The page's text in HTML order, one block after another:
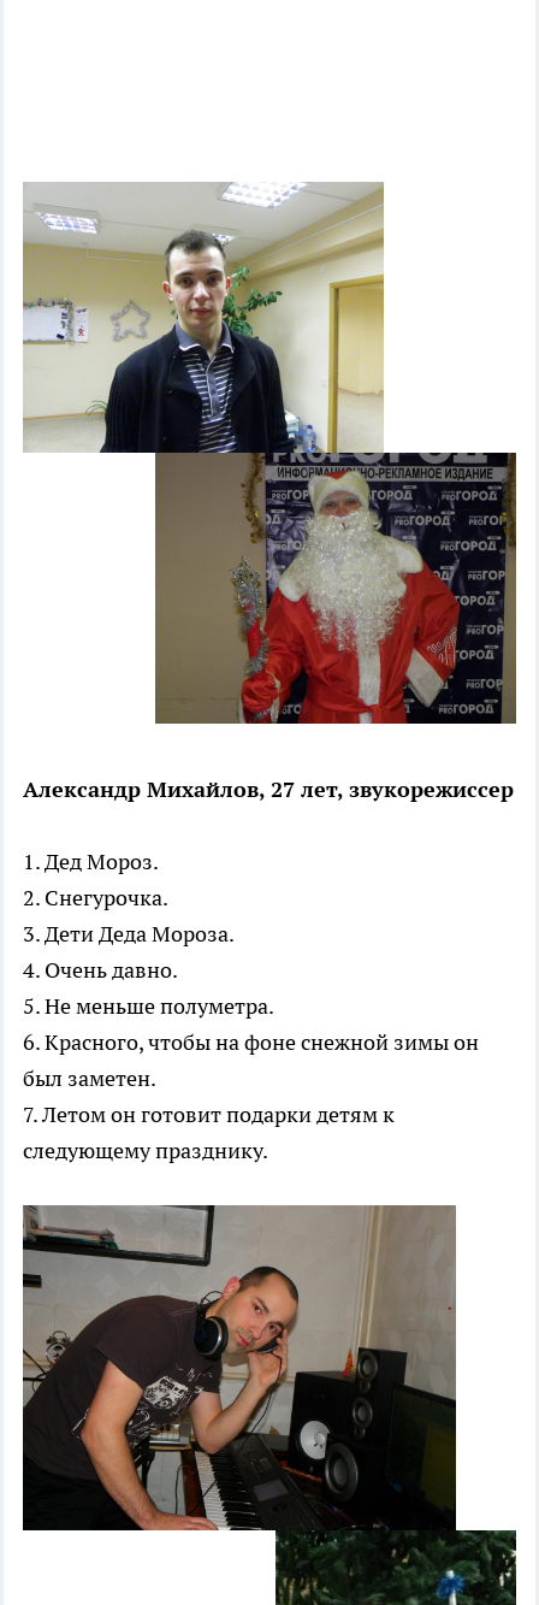
Александр Михайлов, 27 лет, звукорежиссер
1. Дед Мороз.
2. Снегурочка.
3. Дети Деда Мороза.
4. Очень давно.
5. Не меньше полуметра.
6. Красного, чтобы на фоне снежной зимы он
был заметен.
7. Летом он готовит подарки детям к
следующему празднику.